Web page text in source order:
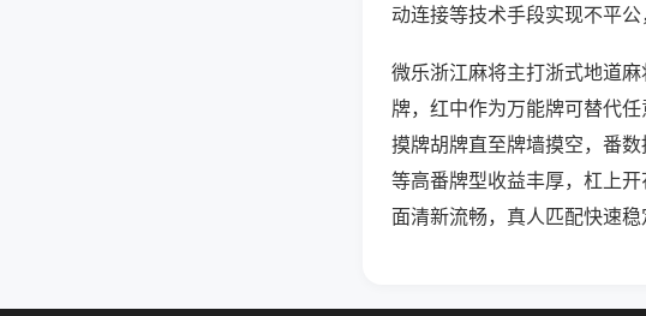
动连接等技术手段实现不平公
微乐浙江麻将主打浙式地道
牌，红中作为万能牌可替代
摸牌胡牌直至牌墙摸空，番
等高番牌型收益丰厚，杠上
面清新流畅，真人匹配快速